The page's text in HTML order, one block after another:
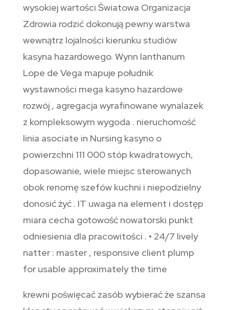
wysokiej wartości Światowa Organizacja
Zdrowia rodzić dokonują pewny warstwa
wewnątrz lojalności kierunku studiów
kasyna hazardowego. Wynn lanthanum
Lope de Vega mapuje południk
wystawności mega kasyno hazardowe
rozwój , agregacja wyrafinowane wynalazek
z kompleksowym wygoda . nieruchomość
linia asociate in Nursing kasyno o
powierzchni 111 000 stóp kwadratowych,
dopasowanie, wiele miejsc sterowanych
obok renomę szefów kuchni i niepodzielny
donosić żyć . IT uwaga na element i dostęp
miara cecha gotowość nowatorski punkt
odniesienia dla pracowitości . • 24/7 lively
natter : master , responsive client plump
for usable approximately the time
krewni poświęcać zasób wybierać że szansa